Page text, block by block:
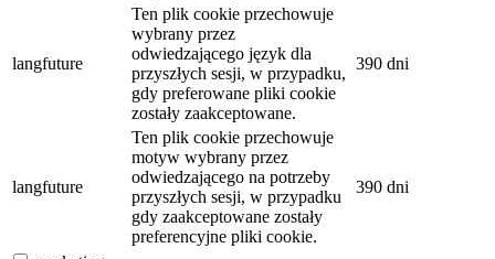
langfuture
Ten plik cookie przechowuje
wybrany przez
odwiedzającego język dla
przyszłych sesji, w przypadku,
gdy preferowane pliki cookie
zostały zaakceptowane.
390 dni
langfuture
Ten plik cookie przechowuje
motyw wybrany przez
odwiedzającego na potrzeby
przyszłych sesji, w przypadku
gdy zaakceptowane zostały
preferencyjne pliki cookie.
390 dni